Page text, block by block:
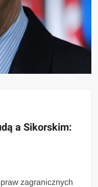
a Sikorskim:
zagranicznych